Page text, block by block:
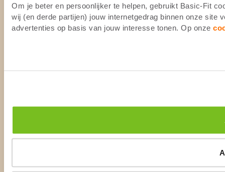
Om je beter en persoonlijker te helpen, gebruikt Basic-Fit
wij (en derde partijen) jouw internetgedrag binnen onze site
advertenties op basis van jouw interesse tonen. Op onze